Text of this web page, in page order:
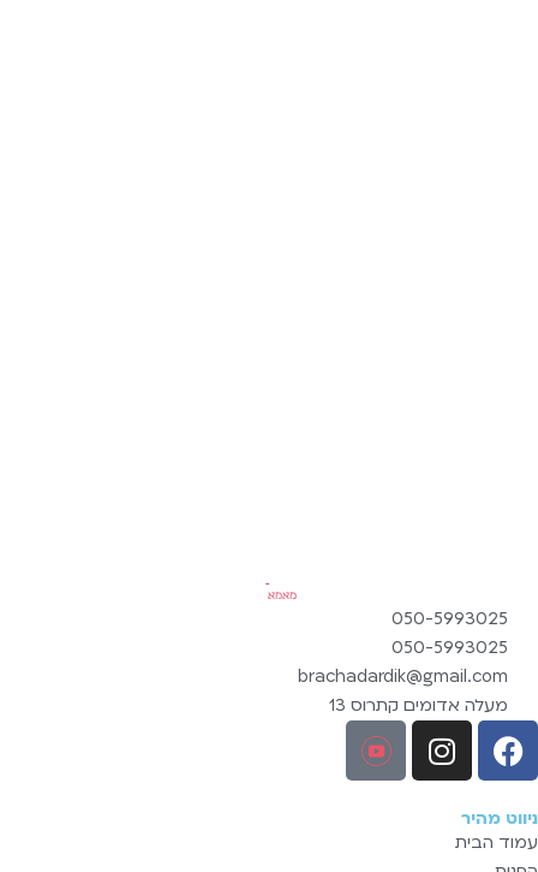
050-5993025
050-5993025
brachadardik@gmail.com
מעלה אדומים קתרוס 13
ניווט מהיר
עמוד הבית